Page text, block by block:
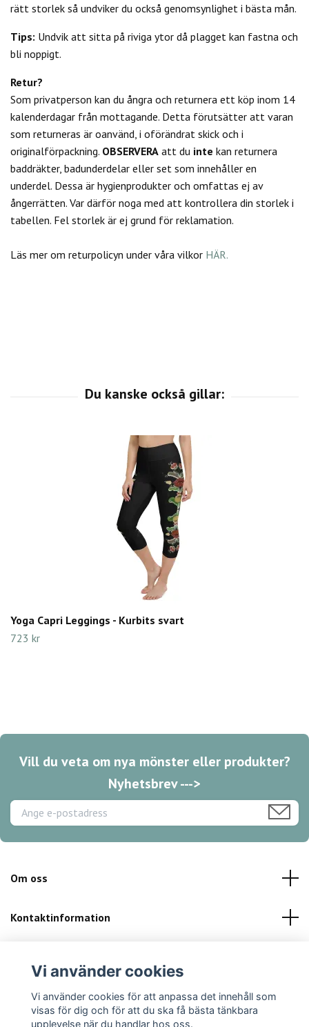
rätt storlek så undviker du också genomsynlighet i bästa mån.
Tips: Undvik att sitta på riviga ytor då plagget kan fastna och
bli noppigt.
Retur?
Som privatperson kan du ångra och returnera ett köp inom 14
kalenderdagar från mottagande. Detta förutsätter att varan
som returneras är oanvänd, i oförändrat skick och i
originalförpackning. OBSERVERA att du inte kan returnera
baddräkter, badunderdelar eller set som innehåller en
underdel. Dessa är hygienprodukter och omfattas ej av
ångerrätten. Var därför noga med att kontrollera din storlek i
tabellen. Fel storlek är ej grund för reklamation.
Läs mer om returpolicyn under våra vilkor HÄR.
Yoga Capri Leggings - Kurbits svart
723 kr
Vill du veta om nya mönster eller produkter?
Nyhetsbrev --->
Om oss
Kontaktinformation
Sociala medier
Vi använder cookies
Vi använder cookies för att anpassa det innehåll som
visas för dig och för att du ska få bästa tänkbara
upplevelse när du handlar hos oss.